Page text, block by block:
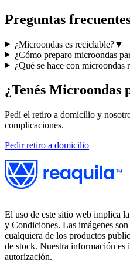
Preguntas
¿Microondas es reciclable?▼
¿Cómo preparo microondas
¿Qué se hace con microondas
¿Tenés Microondas
Pedí el retiro a domicilio y
complicaciones.
Pedir retiro a domicilio
El uso de este sitio web implica
y Condiciones. Las imágenes
cualquiera de los productos
de stock. Nuestra información
autorización.